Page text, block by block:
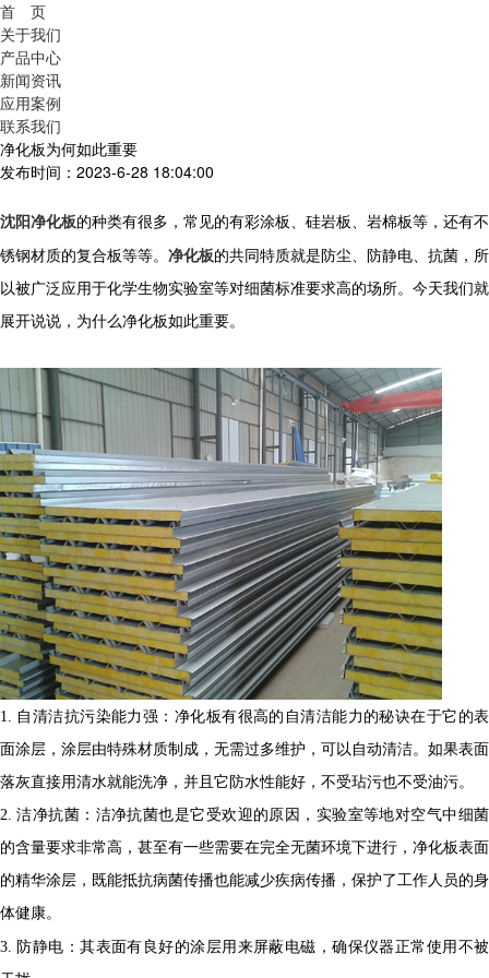
首 页
关于我们
产品中心
新闻资讯
应用案例
联系我们
净化板为何如此重要
发布时间：2023-6-28 18:04:00
沈阳净化板的种类有很多，常见的有彩涂板、硅岩板、岩棉板等，还有不
锈钢材质的复合板等等。 净化板的共同特质就是防尘、防静电、抗菌，所
以被广泛应用于化学生物实验室等对细菌标准要求高的场所。今天我们就
展开说说，为什么净化板如此重要。
1. 自清洁抗污染能力强：净化板有很高的自清洁能力的秘诀在于它的表
面涂层，涂层由特殊材质制成，无需过多维护，可以自动清洁。如果表面
落灰直接用清水就能洗净，并且它防水性能好，不受玷污也不受油污。
2. 洁净抗菌：洁净抗菌也是它受欢迎的原因，实验室等地对空气中细菌
的含量要求非常高，甚至有一些需要在完全无菌环境下进行，净化板表面
的精华涂层，既能抵抗病菌传播也能减少疾病传播，保护了工作人员的身
体健康。
3. 防静电：其表面有良好的涂层用来屏蔽电磁，确保仪器正常使用不被